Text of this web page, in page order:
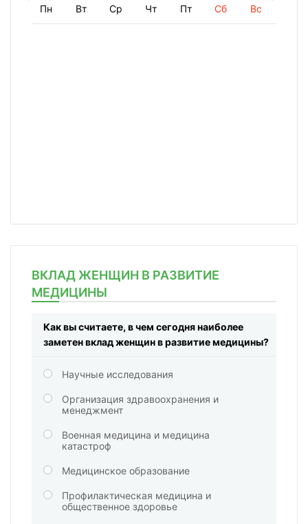
Пн Вт Ср Чт Пт Сб Вс
ВКЛАД ЖЕНЩИН В РАЗВИТИЕ
МЕДИЦИНЫ
Как вы считаете, в чем сегодня наиболее
заметен вклад женщин в развитие медицины?
Научные исследования
Организация здравоохранения и
менеджмент
Военная медицина и медицина
катастроф
Медицинское образование
Профилактическая медицина и
общественное здоровье